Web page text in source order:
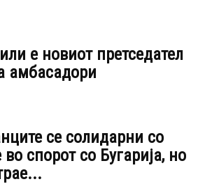
е новиот претседател
амбасадори
се солидарни со
спорот со Бугарија, но